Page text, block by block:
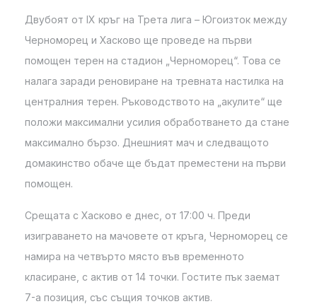
Двубоят от IX кръг на Трета лига – Югоизток между
Черноморец и Хасково ще проведе на първи
помощен терен на стадион „Черноморец“. Това се
налага заради реновиране на тревната настилка на
централния терен. Ръководството на „акулите“ ще
положи максимални усилия обработването да стане
максимално бързо. Днешният мач и следващото
домакинство обаче ще бъдат преместени на първи
помощен.
Срещата с Хасково е днес, от 17:00 ч. Преди
изиграването на мачовете от кръга, Черноморец се
намира на четвърто място във временното
класиране, с актив от 14 точки. Гостите пък заемат
7-а позиция, със същия точков актив.